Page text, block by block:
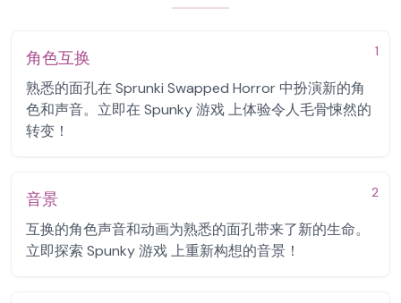
1
角色互换
熟悉的面孔在 Sprunki Swapped Horror 中扮演新的角
色和声音。立即在 Spunky 游戏 上体验令人毛骨悚然的
转变！
2
音景
互换的角色声音和动画为熟悉的面孔带来了新的生命。
立即探索 Spunky 游戏 上重新构想的音景！